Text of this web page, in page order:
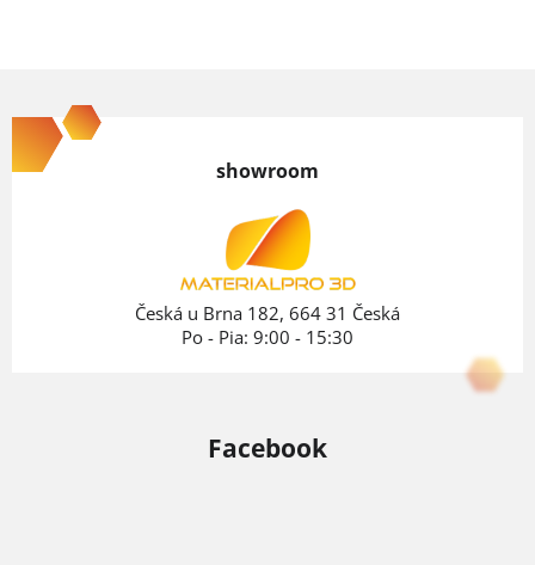
á
p
showroom
Česká u Brna 182, 664 31 Česká
Po - Pia: 9:00 - 15:30
Facebook